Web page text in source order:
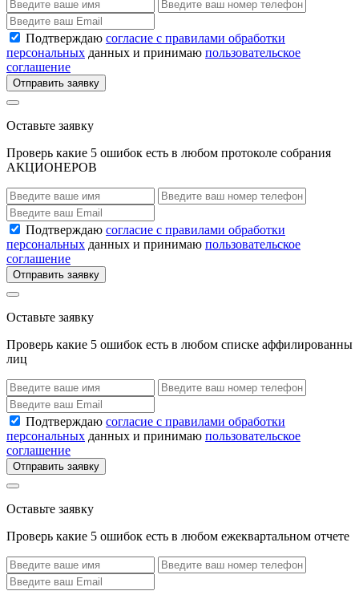
Подтверждаю согласие с правилами обработки
персональных данных и принимаю пользовательское
соглашение
Отправить заявку
Оставьте заявку
Проверь какие 5 ошибок есть в любом протоколе собрания
АКЦИОНЕРОВ
Подтверждаю согласие с правилами обработки
персональных данных и принимаю пользовательское
соглашение
Отправить заявку
Оставьте заявку
Проверь какие 5 ошибок есть в любом списке аффилированны
лиц
Подтверждаю согласие с правилами обработки
персональных данных и принимаю пользовательское
соглашение
Отправить заявку
Оставьте заявку
Проверь какие 5 ошибок есть в любом ежеквартальном отчете